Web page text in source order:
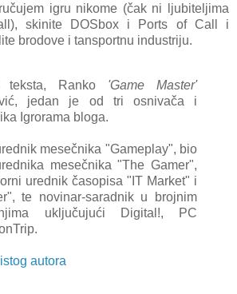
igru nikome (čak ni ljubiteljima
skinite DOSbox i Ports of Call i
brodove i tansportnu industriju.
teksta, Ranko 'Game Master'
jedan je od tri osnivača i
Igrorama bloga.
mesečnika "Gameplay", bio
mesečnika "The Gamer",
urednik časopisa "IT Market" i
te novinar-saradnik u brojnim
uključujući Digital!, PC
autora